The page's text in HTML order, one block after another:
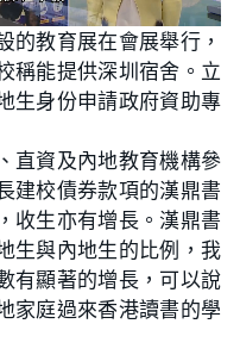
的教育展在會展舉行，
稱能提供深圳宿舍。立
生身份申請政府資助專
直資及內地教育機構參
建校債券款項的漢鼎書
收生亦有增長。漢鼎書
生與內地生的比例，我
有顯著的增長，可以說
家庭過來香港讀書的學